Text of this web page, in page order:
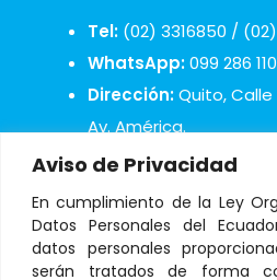
Aviso de Privacidad
En cumplimiento de la Ley
Datos Personales del
datos personales
serán tratados de forma
Tel: (02) 3316850 /
WhatsApp:099 286
Dirección:Quito, Calle
Av. América.
Mail: